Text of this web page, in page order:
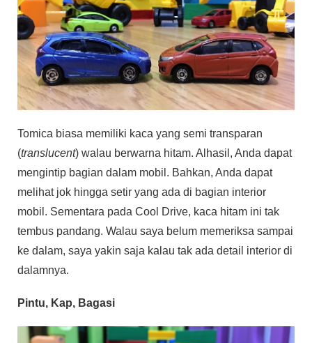
Tomica biasa memiliki kaca yang semi transparan
(translucent) walau berwarna hitam. Alhasil, Anda dapat
mengintip bagian dalam mobil. Bahkan, Anda dapat
melihat jok hingga setir yang ada di bagian interior
mobil. Sementara pada Cool Drive, kaca hitam ini tak
tembus pandang. Walau saya belum memeriksa sampai
ke dalam, saya yakin saja kalau tak ada detail interior di
dalamnya.
Pintu, Kap, Bagasi